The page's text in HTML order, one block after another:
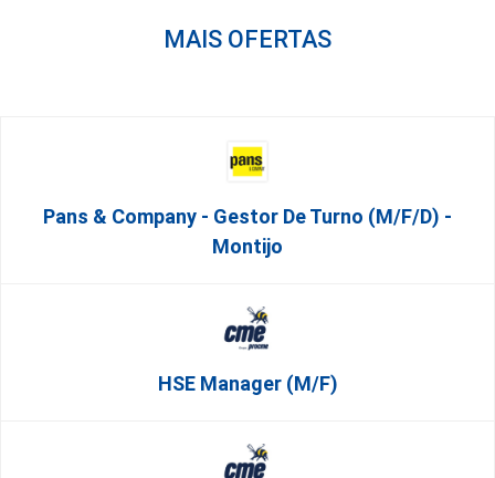
MAIS OFERTAS
Pans & Company - Gestor De Turno (m/f/d) -
Montijo
HSE Manager (m/f)